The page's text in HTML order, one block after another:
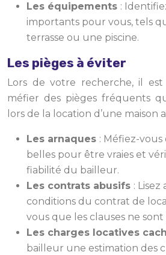
Les équipements :
importants pour vous, tels
terrasse ou une piscine.
Les pièges à éviter
Lors de votre recherche, il
méfier des pièges fréquents
lors de la location d’une maison
Les arnaques : Méfiez-
belles pour être vraies et
fiabilité du bailleur.
Les contrats abusifs :
conditions du contrat de
vous que les clauses ne sont
Les charges locatives
bailleur une estimation des